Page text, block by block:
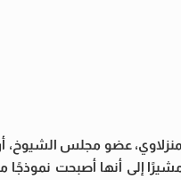
عضو مجلس الشيوخ،
إلى أنها أصبحت نموذجًا